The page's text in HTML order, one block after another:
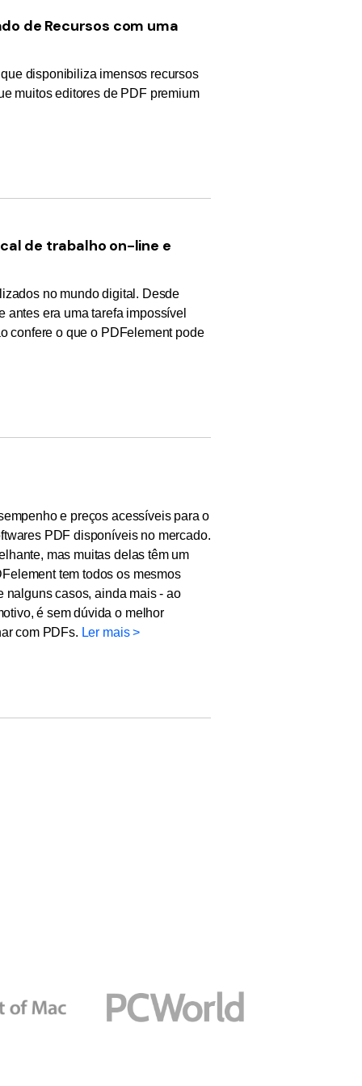
de Recursos com uma
disponibiliza imensos recursos
muitos editores de PDF premium
de trabalho on-line e
no mundo digital. Desde
era uma tarefa impossível
confere o que o PDFelement pode
e preços acessíveis para o
PDF disponíveis no mercado.
mas muitas delas têm um
tem todos os mesmos
nalguns casos, ainda mais - ao
é sem dúvida o melhor
com PDFs. Ler mais >